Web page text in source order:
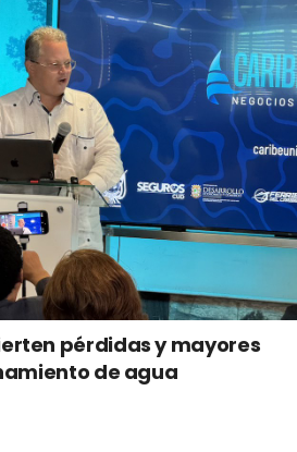
pérdidas y mayores
de agua